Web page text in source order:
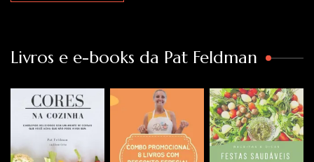
Livros e e-books da Pat Feldman